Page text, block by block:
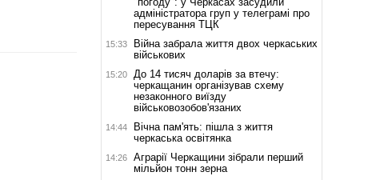
адміністратора груп у телеграмі про
пересування ТЦК
15:33
Війна забрала життя двох черкаських
військових
15:20
До 14 тисяч доларів за втечу:
черкащанин організував схему
незаконного виїзду
військовозобов'язаних
14:44
Вічна пам'ять: пішла з життя
черкаська освітянка
14:26
Аграрії Черкащини зібрали перший
мільйон тонн зерна